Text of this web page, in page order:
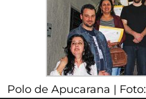
Polo de Apucarana |